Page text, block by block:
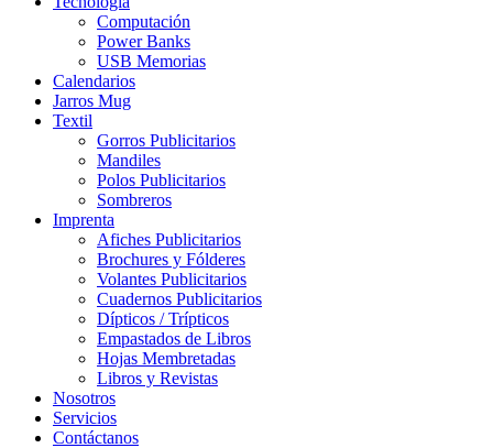
Computación
Power Banks
USB Memorias
Calendarios
Jarros Mug
Textil
Gorros Publicitarios
Mandiles
Polos Publicitarios
Sombreros
Imprenta
Afiches Publicitarios
Brochures y Fólderes
Volantes Publicitarios
Cuadernos Publicitarios
Dípticos / Trípticos
Empastados de Libros
Hojas Membretadas
Libros y Revistas
Nosotros
Servicios
Contáctanos